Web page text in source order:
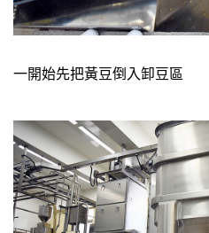
一開始先把黃豆倒入卸豆區